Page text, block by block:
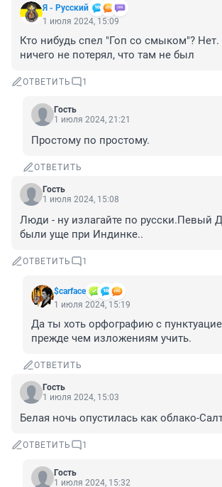
Я - Русский
1 июля 2024, 15:09
Кто нибудь спел "Гоп со смыком"? Нет.
ничего не потерял, что там не был
ОТВЕТИТЬ 1
Гость
1 июля 2024, 21:21
Простому по простому.
ОТВЕТИТЬ
Гость
1 июля 2024, 15:08
Люди - ну излагайте по русски.Певый
были уще при Индинке..
ОТВЕТИТЬ 1
$carface
1 июля 2024, 15:19
Да ты хоть орфографию с
прежде чем изложениям учить.
ОТВЕТИТЬ
Гость
1 июля 2024, 15:03
Белая ночь опустилась как облако-
ОТВЕТИТЬ 1
Гость
1 июля 2024, 15:32